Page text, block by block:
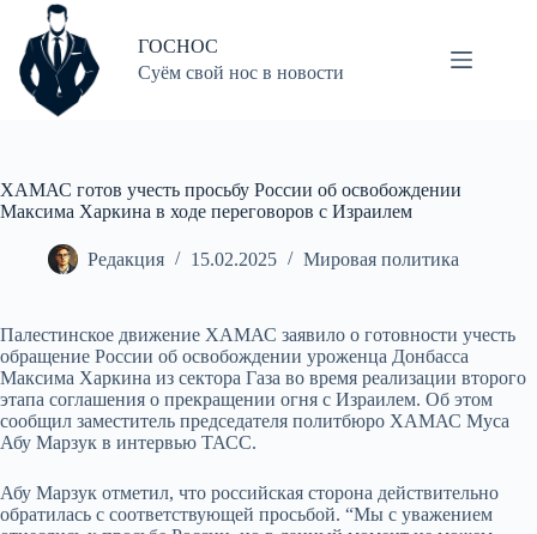
Перейти
сути
ГОСНОС
Суём свой нос в новости
ХАМАС готов учесть просьбу России об освобождении
Максима Харкина в ходе переговоров с Израилем
Редакция 15.02.2025 Мировая политика
Палестинское движение ХАМАС заявило о готовности учесть
обращение России об освобождении уроженца Донбасса
Максима Харкина из сектора Газа во время реализации второго
этапа соглашения о прекращении огня с Израилем. Об этом
сообщил заместитель председателя политбюро ХАМАС Муса
Абу Марзук в интервью ТАСС.
Абу Марзук отметил, что российская сторона действительно
обратилась с соответствующей просьбой. “Мы с уважением